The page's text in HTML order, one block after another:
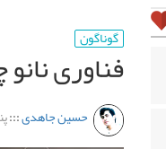
گوناگون
فناوری
حسین جاهدی:::